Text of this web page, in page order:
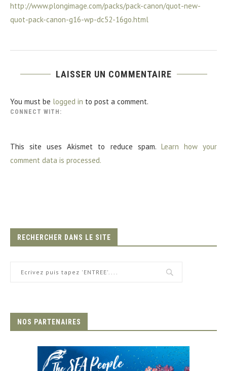
http://www.plongimage.com/packs/pack-canon/quot-new-
quot-pack-canon-g16-wp-dc52-16go.html
LAISSER UN COMMENTAIRE
You must be logged in to post a comment.
CONNECT WITH:
This site uses Akismet to reduce spam. Learn how your
comment data is processed.
RECHERCHER DANS LE SITE
NOS PARTENAIRES